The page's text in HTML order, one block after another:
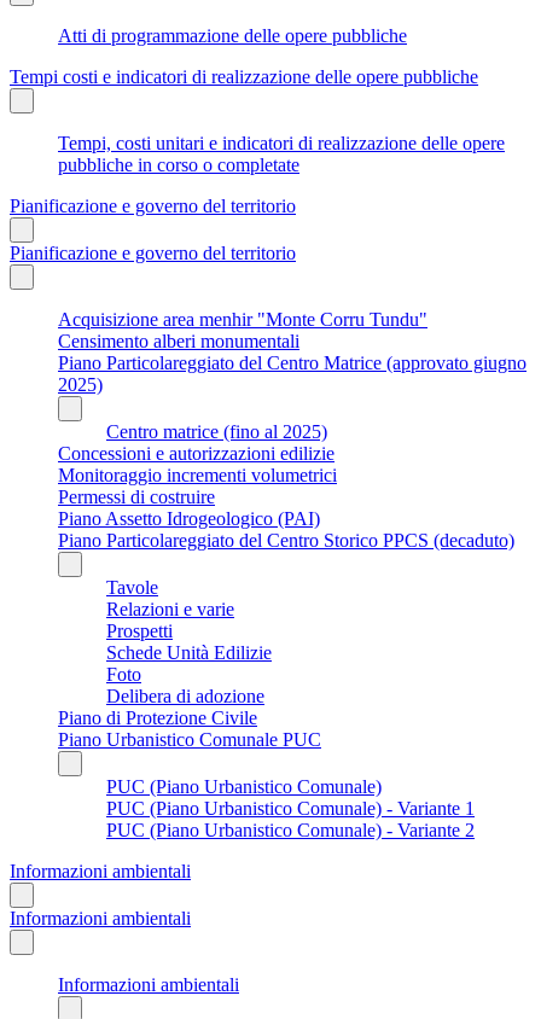
Atti di programmazione delle opere pubbliche
Tempi costi e indicatori di realizzazione delle opere pubbliche
Tempi, costi unitari e indicatori di realizzazione delle opere
pubbliche in corso o completate
Pianificazione e governo del territorio
Pianificazione e governo del territorio
Acquisizione area menhir "Monte Corru Tundu"
Censimento alberi monumentali
Piano Particolareggiato del Centro Matrice (approvato giugno
2025)
Centro matrice (fino al 2025)
Concessioni e autorizzazioni edilizie
Monitoraggio incrementi volumetrici
Permessi di costruire
Piano Assetto Idrogeologico (PAI)
Piano Particolareggiato del Centro Storico PPCS (decaduto)
Tavole
Relazioni e varie
Prospetti
Schede Unità Edilizie
Foto
Delibera di adozione
Piano di Protezione Civile
Piano Urbanistico Comunale PUC
PUC (Piano Urbanistico Comunale)
PUC (Piano Urbanistico Comunale) - Variante 1
PUC (Piano Urbanistico Comunale) - Variante 2
Informazioni ambientali
Informazioni ambientali
Informazioni ambientali